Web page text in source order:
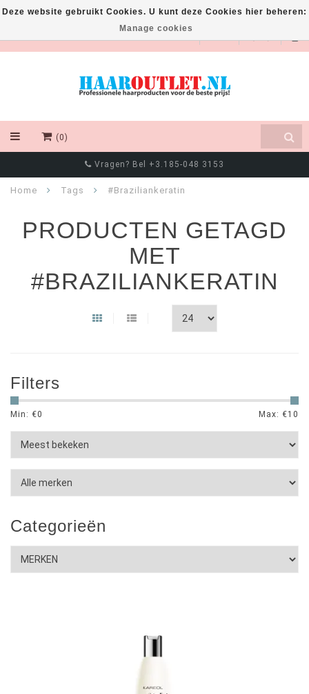
EUR
(0)
Vragen? Bel +3.185-048 3153
Home Tags #Braziliankeratin
PRODUCTEN GETAGD
MET
#BRAZILIANKERATIN
Filters
Min: €0 Max: €10
Categorieën
Deze website gebruikt Cookies. U kunt deze Cookies hier beheren:
Manage cookies